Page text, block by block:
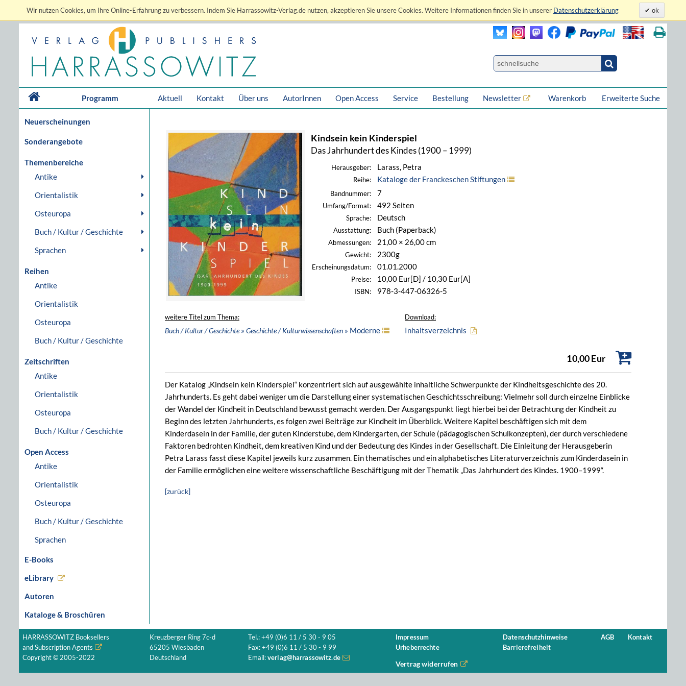
Wir nutzen Cookies, um Ihre Online-Erfahrung zu verbessern. Indem Sie Harrassowitz-Verlag.de nutzen, akzeptieren Sie unsere Cookies. Weitere Informationen finden Sie in unserer Datenschutzerklärung ok
Programm Aktuell Kontakt Über uns AutorInnen Open Access Service Bestellung Newsletter Erweiterte Suche
Warenkorb
Neuerscheinungen
Sonderangebote
Themenbereiche
Antike
Orientalistik
Osteuropa
Buch / Kultur / Geschichte
Sprachen
Reihen
Antike
Orientalistik
Osteuropa
Buch / Kultur / Geschichte
Zeitschriften
Antike
Orientalistik
Osteuropa
Buch / Kultur / Geschichte
Open Access
Antike
Orientalistik
Osteuropa
Buch / Kultur / Geschichte
Sprachen
E-Books
eLibrary
Autoren
Kataloge & Broschüren
Kindsein kein Kinderspiel
Das Jahrhundert des Kindes (1900 – 1999)
Herausgeber: Larass, Petra
Reihe: Kataloge der Franckeschen Stiftungen
Bandnummer: 7
Umfang/Format: 492 Seiten
Sprache: Deutsch
Ausstattung: Buch (Paperback)
Abmessungen: 21,00 × 26,00 cm
Gewicht: 2300g
Erscheinungsdatum: 01.01.2000
Preise: 10,00 Eur[D] / 10,30 Eur[A]
ISBN: 978-3-447-06326-5
weitere Titel zum Thema:
Buch / Kultur / Geschichte» Geschichte / Kulturwissenschaften » Moderne
Download:
Inhaltsverzeichnis
10,00 Eur
Der Katalog „Kindsein kein Kinderspiel“ konzentriert sich auf ausgewählte inhaltliche Schwerpunkte der Kindheitsgeschichte des 20.
Jahrhunderts. Es geht dabei weniger um die Darstellung einer systematischen Geschichtsschreibung: Vielmehr soll durch einzelne Einblicke
der Wandel der Kindheit in Deutschland bewusst gemacht werden. Der Ausgangspunkt liegt hierbei bei der Betrachtung der Kindheit zu
Beginn des letzten Jahrhunderts, es folgen zwei Beiträge zur Kindheit im Überblick. Weitere Kapitel beschäftigen sich mit dem
Kinderdasein in der Familie, der guten Kinderstube, dem Kindergarten, der Schule (pädagogischen Schulkonzepten), der durch verschiedene
Faktoren bedrohten Kindheit, dem kreativen Kind und der Bedeutung des Kindes in der Gesellschaft. Die Einleitung der Herausgeberin
Petra Larass fasst diese Kapitel jeweils kurz zusammen. Ein thematisches und ein alphabetisches Literaturverzeichnis zum Kinderdasein in
der Familie ermöglichen eine weitere wissenschaftliche Beschäftigung mit der Thematik „Das Jahrhundert des Kindes. 1900–1999“.
[zurück]
HARRASSOWITZ Booksellers
and Subscription Agents
Copyright © 2005-2022
Kreuzberger Ring 7c-d
65205 Wiesbaden
Deutschland
Tel.: +49 (0)6 11 / 5 30 - 9 05
Fax: +49 (0)6 11 / 5 30 - 9 99
Email: verlag@harrassowitz.de
Impressum
Urheberrechte
Datenschutzhinweise
Barrierefreiheit
AGB Kontakt
Vertrag widerrufen